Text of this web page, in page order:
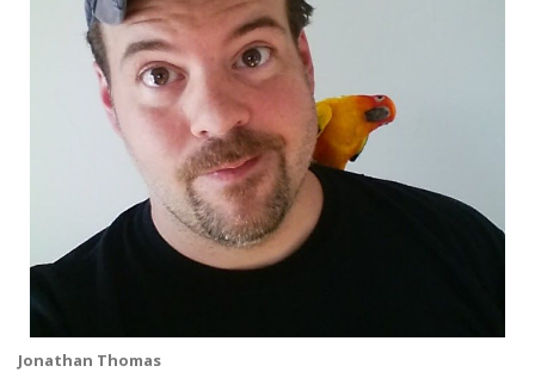
Jonathan Thomas